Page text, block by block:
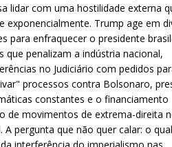
lidar com uma hostilidade externa
exponencialmente. Trump age em
para enfraquecer o presidente
que penalizam a indústria nacional,
no Judiciário com pedidos
processos contra Bolsonaro,
constantes e o financiamento
de movimentos de extrema-direita
A pergunta que não quer calar: o
interferência do imperialismo nas